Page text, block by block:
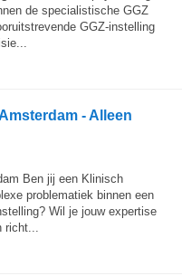
de specialistische GGZ
GGZ-instelling
- Alleen
Ben jij een Klinisch
problematiek binnen een
Wil je jouw expertise
richt...